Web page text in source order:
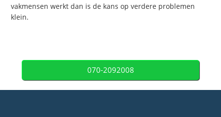
vakmensen werkt dan is de kans op verdere problemen
klein.
070-2092008